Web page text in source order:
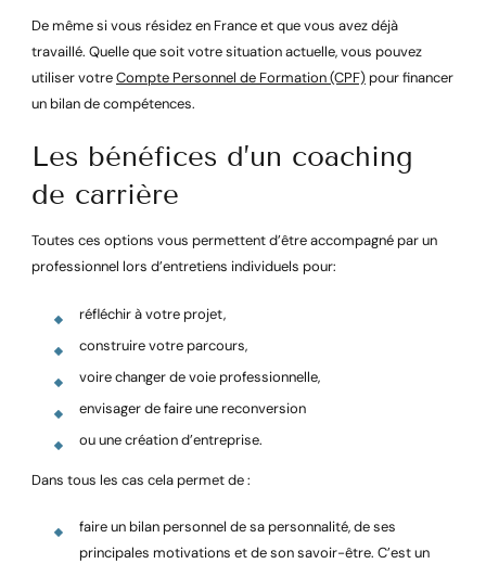
De même si vous résidez en France et que vous avez déjà
travaillé. Quelle que soit votre situation actuelle, vous pouvez
utiliser votreCompte Personnel de Formation (CPF) pour financer
un bilan de compétences.
Les bénéfices d’un coaching
de carrière
Toutes ces options vous permettent d’être accompagné par un
professionnel lors d’entretiens individuels pour:
réfléchir à votre projet,
construire votre parcours,
voire changer de voie professionnelle,
envisager de faire une reconversion
ou une création d’entreprise.
Dans tous les cas cela permet de :
faire un bilan personnel de sa personnalité, de ses
principales motivations et de son savoir-être. C’est un